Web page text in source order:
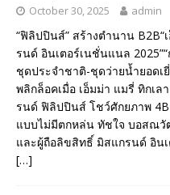
October 30, 2025 admin
“ฟิลิปปินส์” สร้างตำนาน B2B“
รนด์ อินเตอร์เนชั่นแนล
ชุดประจำชาติ-ชุดว่ายน้ำยอดเ
พลิกล็อคเมื่อ เอ็มม่า แมรี่ ทิกเล
รนด์ ฟิลิปปินส์ โชว์ศักยภาพ
แบบไม่มีตกหล่น ทัชใจ บอสณวั
และผู้ถือลิขสิทธิ์ มิสแกรนด์ อิน
[…]